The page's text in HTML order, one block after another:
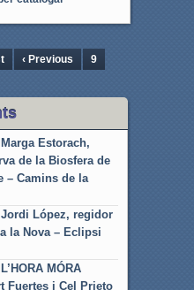
‹ Previous
9
Estorach,
de la Biosfera de
– Camins de la
Jordi López, regidor
la Nova – Eclipsi
MÓRA
Fuertes i Cel Prieto